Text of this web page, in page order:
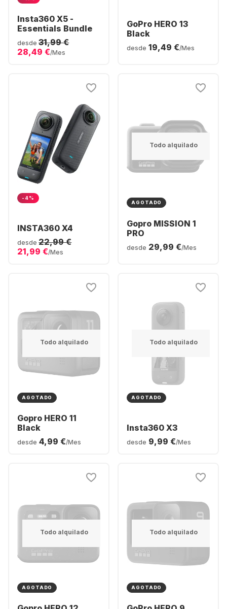
Insta360 X5 -
Essentials Bundle
desde 31,99 €
28,49 €/Mes
GoPro HERO 13
Black
desde 19,49 €/Mes
-4%
INSTA360 X4
desde 22,99 €
21,99 €/Mes
Todo alquilado
AGOTADO
Gopro MISSION 1
PRO
desde 29,99 €/Mes
Todo alquilado
AGOTADO
Gopro HERO 11
Black
desde 4,99 €/Mes
Todo alquilado
AGOTADO
Insta360 X3
desde 9,99 €/Mes
Todo alquilado
AGOTADO
Todo alquilado
AGOTADO